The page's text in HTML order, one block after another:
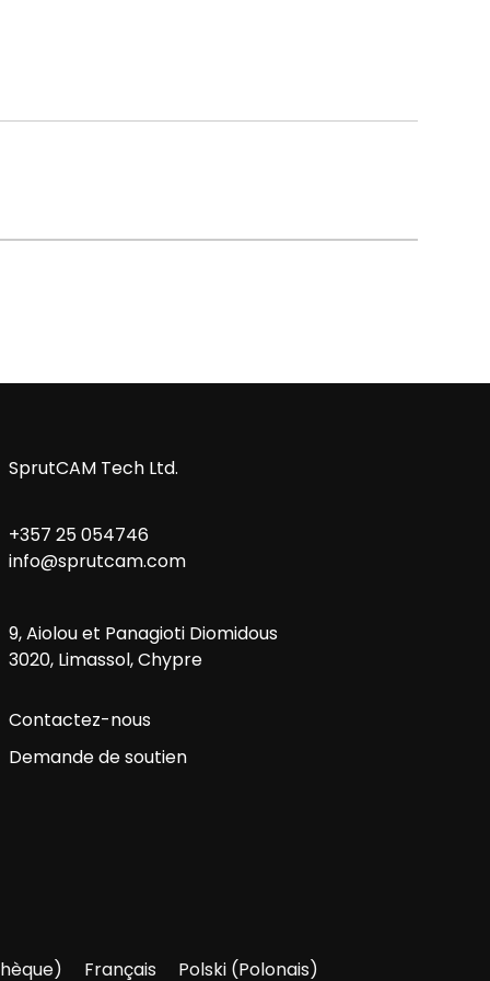
SprutCAM Tech Ltd.
+357 25 054746
info@sprutcam.com
9, Aiolou et Panagioti Diomidous
3020, Limassol, Chypre
Contactez-nous
Demande de soutien
) Français Polski(Polonais)